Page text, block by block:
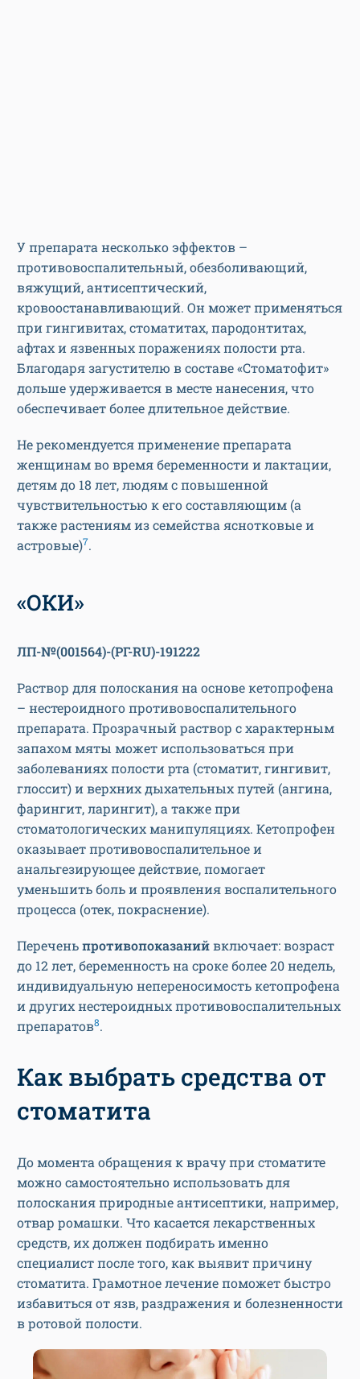
У препарата несколько эффектов –
противовоспалительный, обезболивающий,
вяжущий, антисептический,
кровоостанавливающий. Он может применяться
при гингивитах, стоматитах, пародонтитах,
афтах и язвенных поражениях полости рта.
Благодаря загустителю в составе «Стоматофит»
дольше удерживается в месте нанесения, что
обеспечивает более длительное действие.
Не рекомендуется применение препарата
женщинам во время беременности и лактации,
детям до 18 лет, людям с повышенной
чувствительностью к его составляющим (а
также растениям из семейства яснотковые и
астровые)7.
«ОКИ»
ЛП-№(001564)-(РГ-RU)-191222
Раствор для полоскания на основе кетопрофена
– нестероидного противовоспалительного
препарата. Прозрачный раствор с характерным
запахом мяты может использоваться при
заболеваниях полости рта (стоматит, гингивит,
глоссит) и верхних дыхательных путей (ангина,
фарингит, ларингит), а также при
стоматологических манипуляциях. Кетопрофен
оказывает противовоспалительное и
анальгезирующее действие, помогает
уменьшить боль и проявления воспалительного
процесса (отек, покраснение).
Переченьпротивопоказанийвключает: возраст
до 12 лет, беременность на сроке более 20 недель,
индивидуальную непереносимость кетопрофена
и других нестероидных противовоспалительных
препаратов8.
Как выбрать средства от
стоматита
До момента обращения к врачу при стоматите
можно самостоятельно использовать для
полоскания природные антисептики, например,
отвар ромашки. Что касается лекарственных
средств, их должен подбирать именно
специалист после того, как выявит причину
стоматита. Грамотное лечение поможет быстро
избавиться от язв, раздражения и болезненности
в ротовой полости.